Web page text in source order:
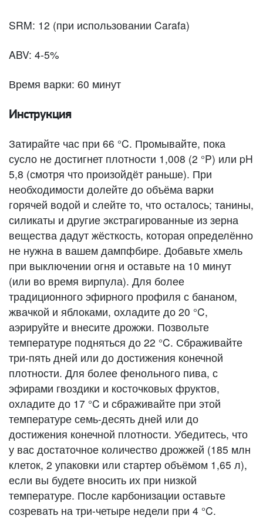
SRM: 12 (при использовании Carafa)
ABV: 4-5%
Время варки: 60 минут
Инструкция
Затирайте час при 66 °C. Промывайте, пока
сусло не достигнет плотности 1,008 (2 °P) или pH
5,8 (смотря что произойдёт раньше). При
необходимости долейте до объёма варки
горячей водой и слейте то, что осталось; танины,
силикаты и другие экстрагированные из зерна
вещества дадут жёсткость, которая определённо
не нужна в вашем дампфбире. Добавьте хмель
при выключении огня и оставьте на 10 минут
(или во время вирпула). Для более
традиционного эфирного профиля с бананом,
жвачкой и яблоками, охладите до 20 °C,
аэрируйте и внесите дрожжи. Позвольте
температуре подняться до 22 °C. Сбраживайте
три-пять дней или до достижения конечной
плотности. Для более фенольного пива, с
эфирами гвоздики и косточковых фруктов,
охладите до 17 °C и сбраживайте при этой
температуре семь-десять дней или до
достижения конечной плотности. Убедитесь, что
у вас достаточное количество дрожжей (185 млн
клеток, 2 упаковки или стартер объёмом 1,65 л),
если вы будете вносить их при низкой
температуре. После карбонизации оставьте
созревать на три-четыре недели при 4 °C.